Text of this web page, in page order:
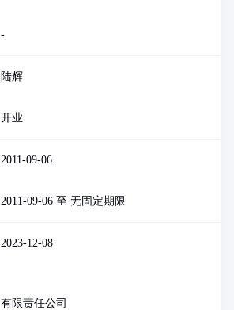
-
陆辉
开业
2011-09-06
2011-09-06 至 无固定期限
2023-12-08
有限责任公司